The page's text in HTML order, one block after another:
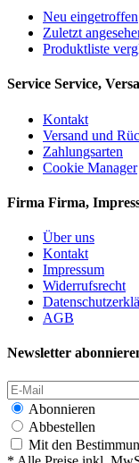
Neu eingetroffen
Zuletzt
Produktliste
Service Service,
Kontakt
Versand und
Zahlungsarten
Cookie Manager
Firma Firma,
Über uns
Kontakt
Impressum
Widerrufsrecht
AGB
Newsletter
Abonnieren
Abbestellen
Mit den